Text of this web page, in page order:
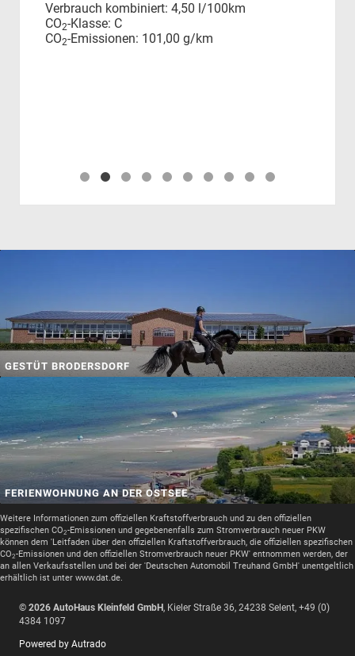
Verbrauch kombiniert: 4,50 l/100km
CO2-Klasse: C
CO2-Emissionen: 101,00 g/km
GESTÜT BRODERSDORF
FERIENWOHNUNG AN DER OSTSEE
Weitere Informationen zum offiziellen Kraftstoffverbrauch und zu den offiziellen
spezifischen CO2-Emissionen und gegebenenfalls zum Stromverbrauch neuer PKW
können dem 'Leitfaden über den offiziellen Kraftstoffverbrauch, die offiziellen spezifischen
CO2-Emissionen und den offiziellen Stromverbrauch neuer PKW' entnommen werden, der
an allen Verkaufsstellen und bei der 'Deutschen Automobil Treuhand GmbH' unentgeltlich
erhältlich ist unter www.dat.de.
© 2026 AutoHaus Kleinfeld GmbH, Kieler Straße 36, 24238 Selent, +49 (0)
4384 1097
Powered by Autrado